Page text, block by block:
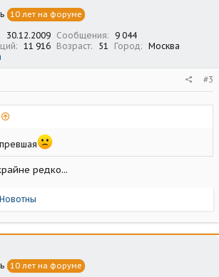
10 лет на форуме
30.12.2009 Сообщения
9 044
11 916 Возраст 51 Город
Москва
#3
редко...
Новотны
10 лет на форуме